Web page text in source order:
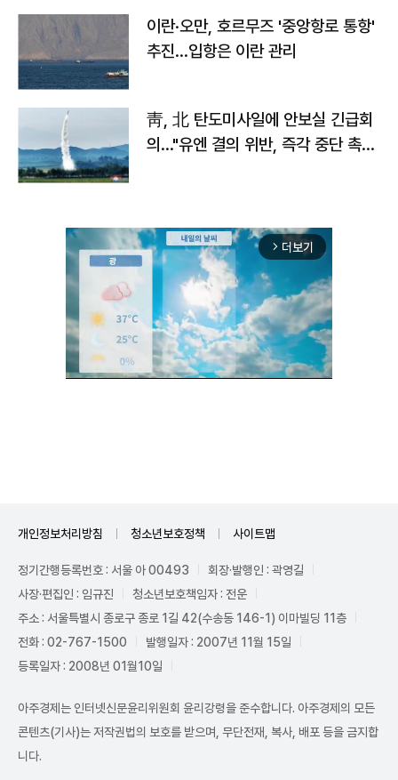
이란·오만, 호르무즈 '중앙항로 통항'
추진…입항은 이란 관리
靑, 北 탄도미사일에 안보실 긴급회
의…"유엔 결의 위반, 즉각 중단 촉
arrow_forward_ios 더보기
개인정보처리방침 청소년보호정책 사이트맵
정기간행등록번호 : 서울 아 00493
회장·발행인 : 곽영길
사장·편집인 : 임규진
청소년보호책임자 : 전운
주소 : 서울특별시 종로구 종로 1길 42(수송동 146-1) 이마빌딩 11층
전화 : 02-767-1500
발행일자 : 2007년 11월 15일
등록일자 : 2008년 01월10일
아주경제는 인터넷신문윤리위원회 윤리강령을 준수합니다. 아주경제의 모든
콘텐츠(기사)는 저작권법의 보호를 받으며, 무단전재, 복사, 배포 등을 금지합
니다.